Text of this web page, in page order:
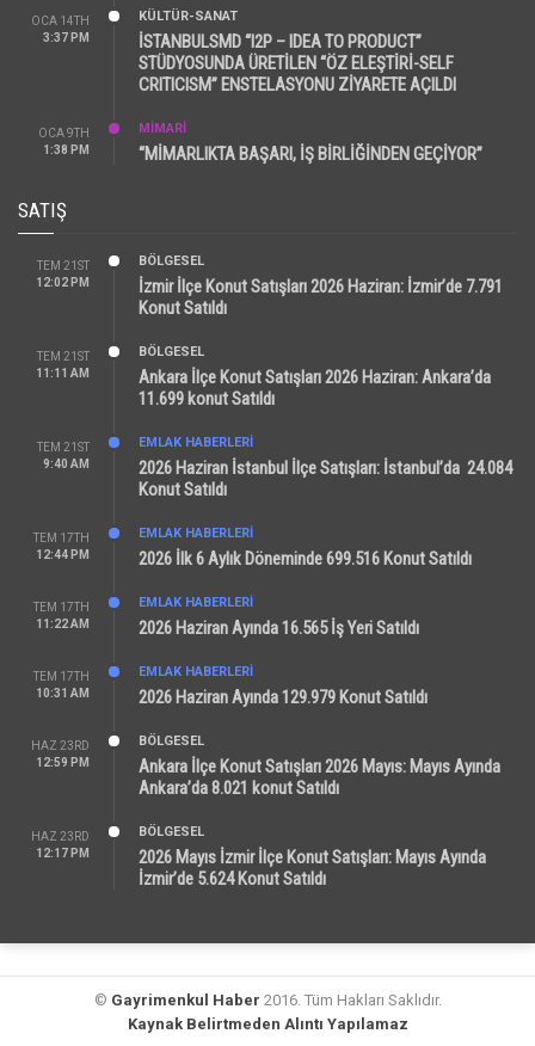
OCA 14TH
3:37 PM
KÜLTÜR-SANAT
İSTANBULSMD “I2P – IDEA TO PRODUCT”
STÜDYOSUNDA ÜRETİLEN “ÖZ ELEŞTİRİ-SELF
CRITICISM” ENSTELASYONU ZİYARETE AÇILDI
OCA 9TH
1:38 PM
MİMARİ
“MİMARLIKTA BAŞARI, İŞ BİRLİĞİNDEN GEÇİYOR”
SATIŞ
TEM 21ST
12:02 PM
BÖLGESEL
İzmir İlçe Konut Satışları 2026 Haziran: İzmir’de 7.791
Konut Satıldı
TEM 21ST
11:11 AM
BÖLGESEL
Ankara İlçe Konut Satışları 2026 Haziran: Ankara’da
11.699 konut Satıldı
TEM 21ST
9:40 AM
EMLAK HABERLERI
2026 Haziran İstanbul İlçe Satışları: İstanbul’da 24.084
Konut Satıldı
TEM 17TH
12:44 PM
EMLAK HABERLERI
2026 İlk 6 Aylık Döneminde 699.516 Konut Satıldı
TEM 17TH
11:22 AM
EMLAK HABERLERI
2026 Haziran Ayında 16.565 İş Yeri Satıldı
TEM 17TH
10:31 AM
EMLAK HABERLERI
2026 Haziran Ayında 129.979 Konut Satıldı
HAZ 23RD
12:59 PM
BÖLGESEL
Ankara İlçe Konut Satışları 2026 Mayıs: Mayıs Ayında
Ankara’da 8.021 konut Satıldı
HAZ 23RD
12:17 PM
BÖLGESEL
2026 Mayıs İzmir İlçe Konut Satışları: Mayıs Ayında
İzmir’de 5.624 Konut Satıldı
© Gayrimenkul Haber 2016. Tüm Hakları Saklıdır.
Kaynak Belirtmeden Alıntı Yapılamaz